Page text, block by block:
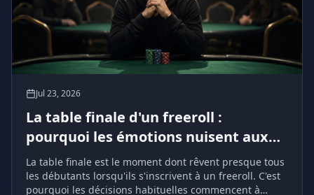
Jul 23, 2026
La table finale d'un freeroll :
pourquoi les émotions nuisent aux
décisions
La table finale est le moment dont rêvent presque tous
les débutants lorsqu'ils s'inscrivent à un freeroll. C'est
pourquoi les décisions habituelles commencent à